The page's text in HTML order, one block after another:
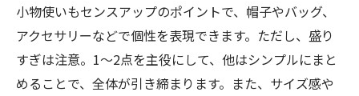
小物使いもセンスアップのポイントで、帽子やバッグ、
アクセサリーなどで個性を表現できます。ただし、盛り
すぎは注意。1〜2点を主役にして、他はシンプルにまと
めることで、全体が引き締まります。また、サイズ感や